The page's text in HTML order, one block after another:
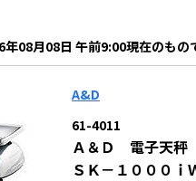
08月08日 午前9:00現在のもの
A&D
61-4011
Ａ＆Ｄ 電子天秤
ＳＫ－１０００ｉ